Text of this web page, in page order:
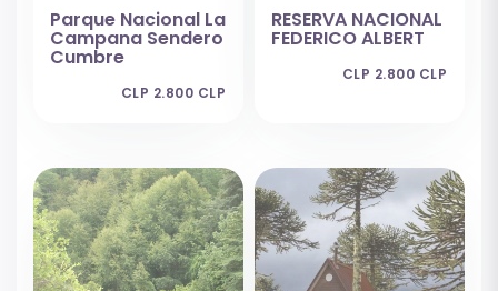
Parque Nacional La
Campana Sendero
Cumbre
CLP 2.800 CLP
RESERVA NACIONAL
FEDERICO ALBERT
CLP 2.800 CLP